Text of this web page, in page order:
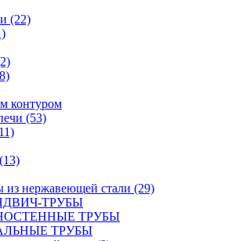
(22)
контуром
(53)
нержавеющей стали (29)
ТРУБЫ
ТРУБЫ
ТРУБЫ